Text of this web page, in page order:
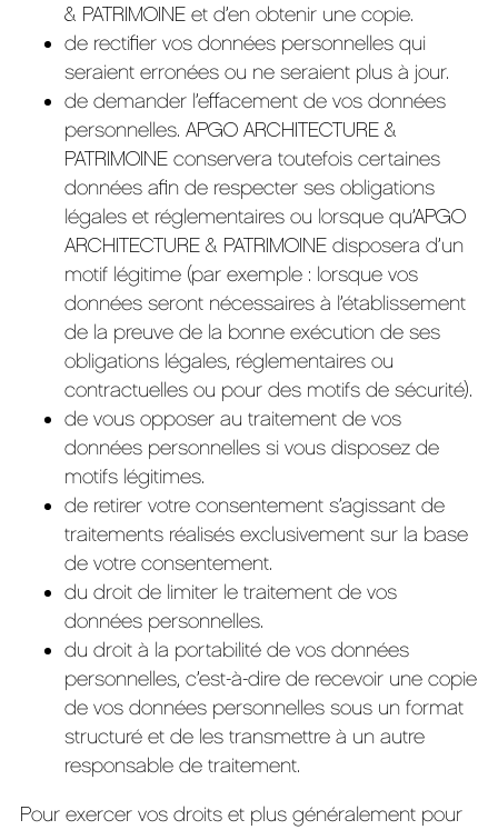
& PATRIMOINE et d’en obtenir une copie.
de rectifier vos données personnelles qui
seraient erronées ou ne seraient plus à jour.
de demander l’effacement de vos données
personnelles. APGO ARCHITECTURE &
PATRIMOINE conservera toutefois certaines
données afin de respecter ses obligations
légales et réglementaires ou lorsque qu’APGO
ARCHITECTURE & PATRIMOINE disposera d’un
motif légitime (par exemple : lorsque vos
données seront nécessaires à l’établissement
de la preuve de la bonne exécution de ses
obligations légales, réglementaires ou
contractuelles ou pour des motifs de sécurité).
de vous opposer au traitement de vos
données personnelles si vous disposez de
motifs légitimes.
de retirer votre consentement s’agissant de
traitements réalisés exclusivement sur la base
de votre consentement.
du droit de limiter le traitement de vos
données personnelles.
du droit à la portabilité de vos données
personnelles, c’est-à-dire de recevoir une copie
de vos données personnelles sous un format
structuré et de les transmettre à un autre
responsable de traitement.
Pour exercer vos droits et plus généralement pour